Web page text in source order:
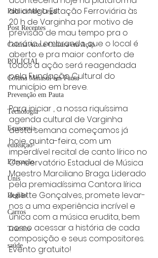
Publicidade Legal
Post Recentes
Coluna Arte e Cultura em Ação
POLICIAL
Coluna Minasul em Pauta
Prevenção em Pauta
Tecnologia
Economia
educaçao
Educação
Unis
Região
Carros
Trânsito
saúde
da antiga Estação Ferroviária às
20 h de Varginha por motivo de
previsão de mau tempo pra o
horário. Lembrando que o local é
aberto e pra maior conforto de
todos a ação será reagendada
pela Fundação Cultural do
município em breve.
Para iniciar , a nossa riquíssima
agenda cultural de Varginha
desta semana começamos já
hoje, quinta-feira, com um
imperdível recital de canto lírico no
Conservatório Estadual de Música
Maestro Marciliano Braga. Liderado
pela premiadíssima Cantora lírica
Juliette Gonçalves, promete levar-
nos a uma experiência incrível e
única com a música erudita, bem
como acessar a história de cada
composição e seus compositores.
Evento gratuito!